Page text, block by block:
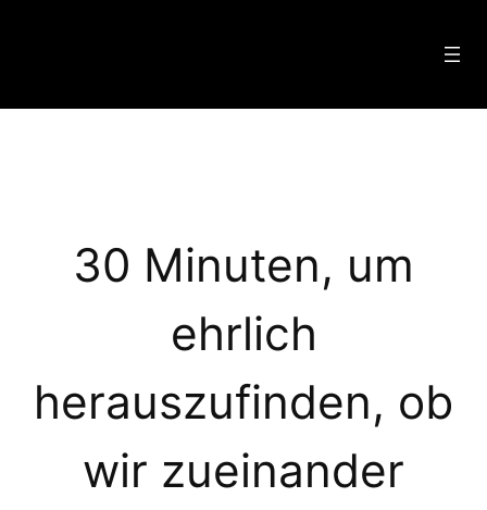
30 Minuten, um
ehrlich
herauszufinden, ob
wir zueinander